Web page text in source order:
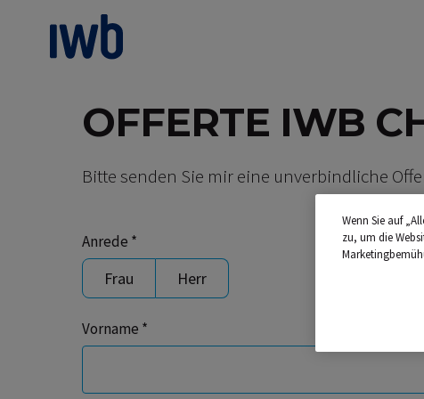
zum Main Content
OFFERTE IWB
Bitte senden Sie mir eine unverbindliche
Anrede *
Frau Herr
Vorname *
Wenn Sie auf
zu, um die